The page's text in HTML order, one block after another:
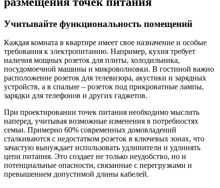
Учитывайте функциональность помещений
Каждая комната в квартире имеет свое назначение и особые
требования к электропитанию. Например, кухня требует
наличия мощных розеток для плиты, холодильника,
посудомоечной машины и микроволновки. В гостиной важно
расположение розеток для телевизора, акустики и зарядных
устройств, а в спальне – розеток под прикроватные лампы,
зарядки для телефонов и других гаджетов.
При проектировании точек питания необходимо мыслить
наперед, учитывая возможные изменения в потребностях
семьи. Примерно 60% современных домовладений
сталкиваются с недостатком розеток в ключевых зонах, что
зачастую вынуждает использовать удлинители и удлинять
цепи питания. Это создает не только неудобство, но и
потенциальные опасности, связанные с перегрузками и
превышением допустимой длины кабелей.